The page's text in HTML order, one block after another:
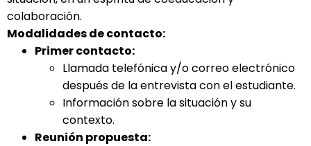
colaboración.
Modalidades de contacto:
Primer contacto:
Llamada telefónica y/o correo electrónico
después de la entrevista con el estudiante.
Información sobre la situación y su
contexto.
Reunión propuesta: